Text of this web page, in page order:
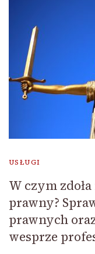
USŁUGI
W czym
prawny?
prawnych
wesprze